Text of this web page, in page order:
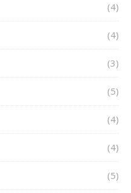
(4)
(4)
(3)
(5)
(4)
(4)
(5)